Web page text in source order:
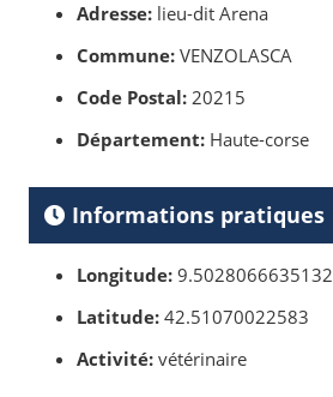
Adresse: lieu-dit Arena
Commune: VENZOLASCA
Code Postal: 20215
Département: Haute-corse
Informations pratiques
Longitude: 9.5028066635132
Latitude: 42.51070022583
Activité: vétérinaire